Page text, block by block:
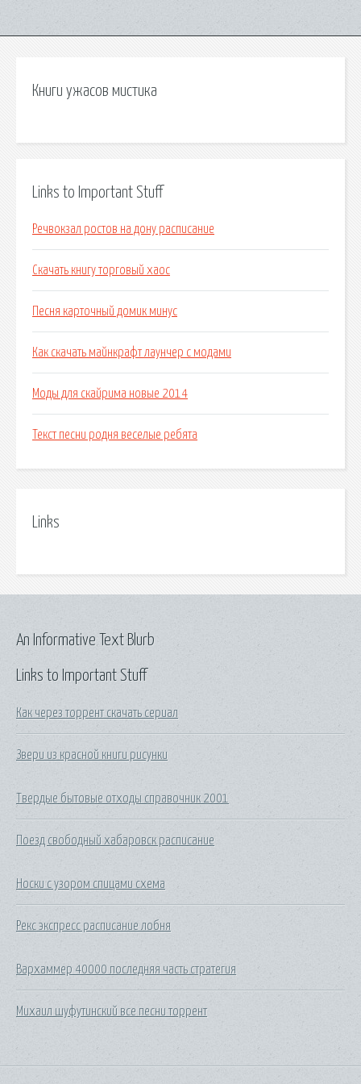
Книги ужасов мистика
Links to Important Stuff
Речвокзал ростов на дону расписание
Скачать книгу торговый хаос
Песня карточный домик минус
Как скачать майнкрафт лаунчер с модами
Моды для скайрима новые 2014
Текст песни родня веселые ребята
Links
Links to Important Stuff
Как через торрент скачать сериал
Звери из красной книги рисунки
Твердые бытовые отходы справочник 2001
Поезд свободный хабаровск расписание
Носки с узором спицами схема
Рекс экспресс расписание лобня
Вархаммер 40000 последняя часть стратегия
Михаил шуфутинский все песни торрент
An Informative Text Blurb